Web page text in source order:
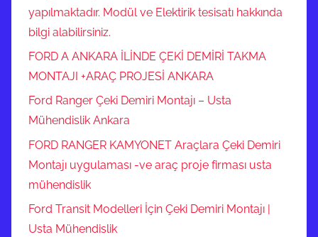
yapılmaktadır. Modül ve Elektirik tesisatı hakkında
bilgi alabilirsiniz.
FORD A ANKARA İLİNDE ÇEKİ DEMİRİ TAKMA
MONTAJI +ARAÇ PROJESİ ANKARA
Ford Ranger Çeki Demiri Montajı – Usta
Mühendislik Ankara
FORD RANGER KAMYONET Araçlara Çeki Demiri
Montajı uygulaması -ve araç proje firması usta
mühendislik
Ford Transit Modelleri İçin Çeki Demiri Montajı |
Usta Mühendislik